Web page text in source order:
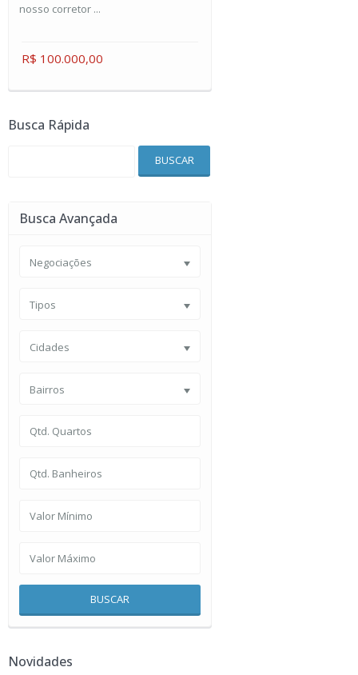
nosso corretor ...
R$ 100.000,00
Busca Rápida
BUSCAR
Busca Avançada
Negociações
Tipos
Cidades
Bairros
BUSCAR
Novidades